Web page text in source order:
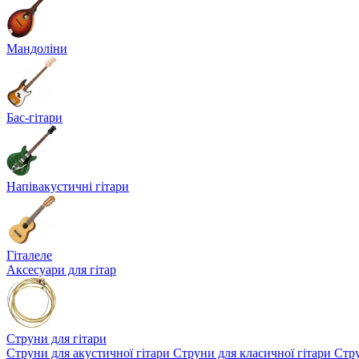
Мандоліни
Бас-гітари
Напівакустичні гітари
Гіталеле
Аксесуари для гітар
Струни для гітари
Струни для акустичної гітари Струни для класичної гітари